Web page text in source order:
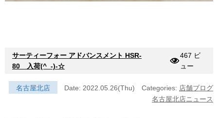
サーティーフォー アドバンスメント HSR-
80 入荷(^_-)-☆
467 ビ
ュー
名古屋北店 Date: 2022.05.26(Thu) Categories: 店舗ブログ
名古屋北店ニュース